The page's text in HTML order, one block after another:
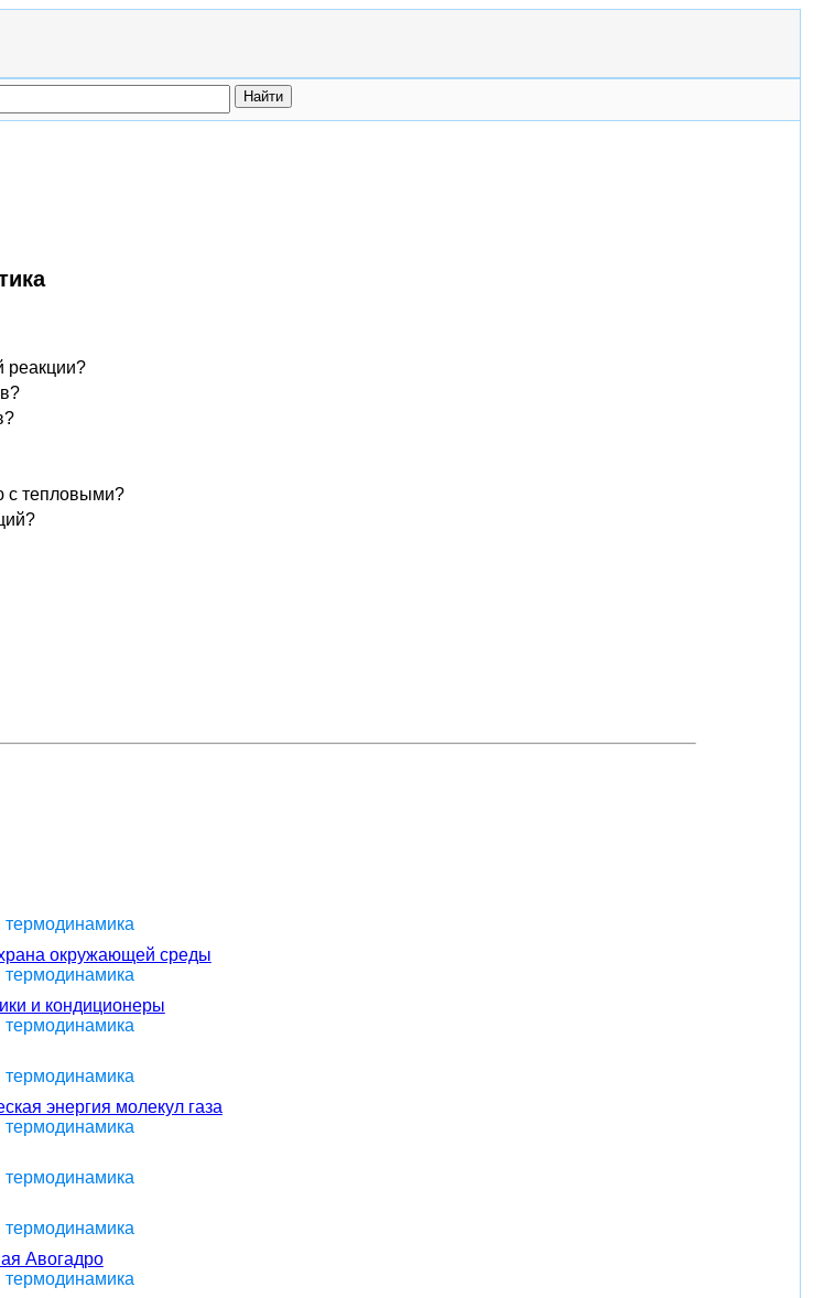
реакции?
с тепловыми?
термодинамика
окружающей среды
термодинамика
и кондиционеры
термодинамика
термодинамика
энергия молекул газа
термодинамика
термодинамика
термодинамика
Авогадро
термодинамика